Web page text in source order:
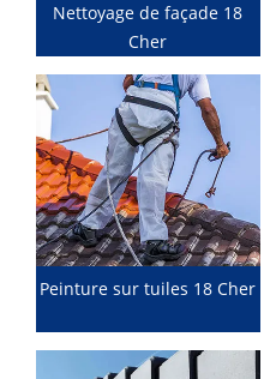
Nettoyage de façade 18
Cher
Peinture sur tuiles 18 Cher